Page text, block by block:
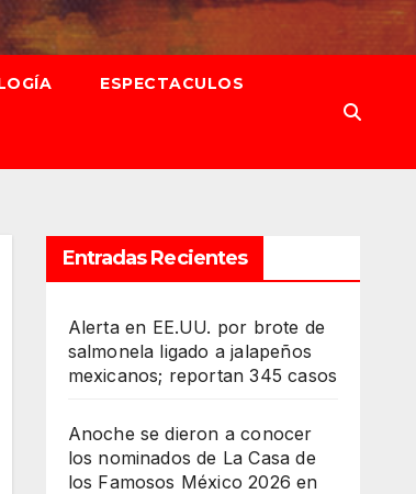
ESPECTACULOS
Entradas Recientes
Alerta en EE.UU. por brote de
salmonela ligado a jalapeños
mexicanos; reportan 345 casos
Anoche se dieron a conocer
los nominados de La Casa de
los Famosos México 2026 en